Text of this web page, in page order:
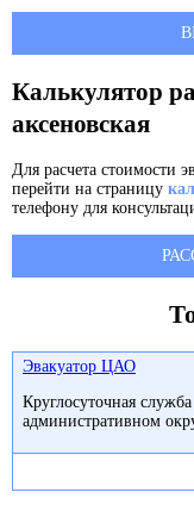
Калькулятор
аксеновская
Для расчета стоимости
перейти на страницу
телефону для
Эвакуатор ЦАО
Круглосуточная
административном